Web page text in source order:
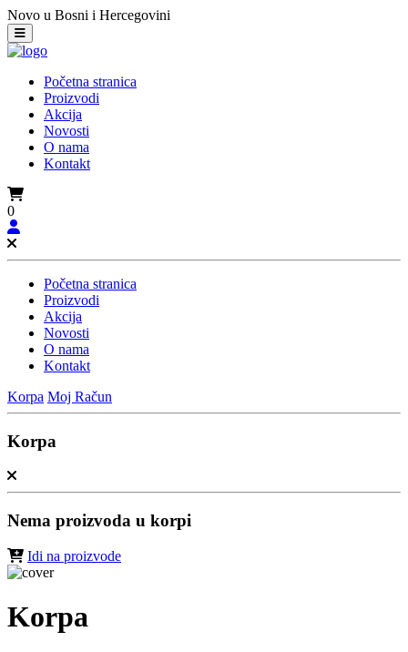
Novo u Bosni i Hercegovini
Početna stranica
Proizvodi
Akcija
Novosti
O nama
Kontakt
0
Početna stranica
Proizvodi
Akcija
Novosti
O nama
Kontakt
Korpa Moj Račun
Korpa
Nema proizvoda u korpi
Idi na proizvode
Korpa